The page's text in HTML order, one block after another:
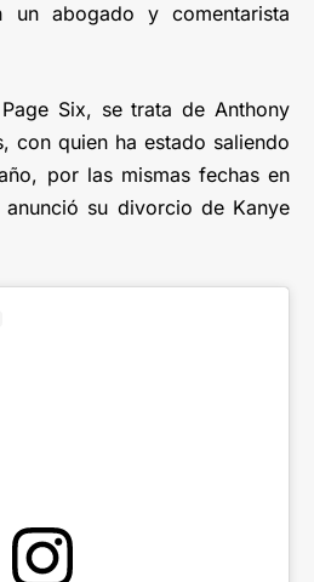
un abogado y comentarista
Six, se trata de Anthony
con quien ha estado saliendo
por las mismas fechas en
su divorcio de Kanye